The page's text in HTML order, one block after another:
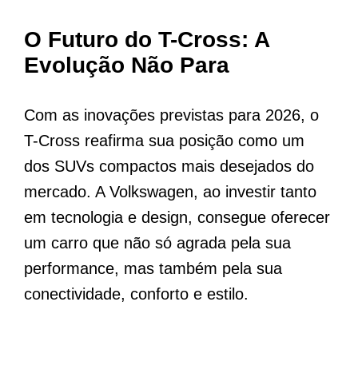
O Futuro do T-Cross: A
Evolução Não Para
Com as inovações previstas para 2026, o
T-Cross reafirma sua posição como um
dos SUVs compactos mais desejados do
mercado. A Volkswagen, ao investir tanto
em tecnologia e design, consegue oferecer
um carro que não só agrada pela sua
performance, mas também pela sua
conectividade, conforto e estilo.